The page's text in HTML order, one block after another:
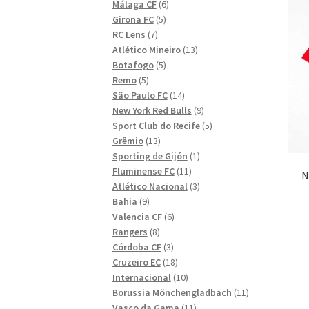
Málaga CF 66
produkter
Girona FC 55
RC Lens 77
produkter
Atlético Mineiro 1313
Botafogo 55
Remo 55
produkter
São Paulo FC 1414
produkter
New York Red Bulls 99
produkter
Sport Club do Recife 55
Grêmio 1313
produkter
Sporting de Gijón 11
Fluminense FC 1111
produkter
Atlético Nacional 33
Bahia 99
produkter
Valencia CF 66
Rangers 88
produkter
Córdoba CF 33
produkter
Cruzeiro EC 1818
produkter
Internacional 1010
produkter
Borussia Mönchengladbach 1111